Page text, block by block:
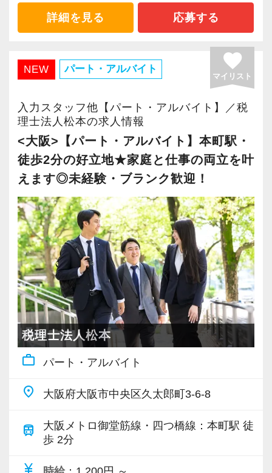
・経験値が自然と積み上がる環境
・有給取得率90％以上
・繁忙期も月30～40h程度
・男性の育休取得率100％
・テレワーク導入済み
・全席デュアルモニタ完備
・クライアント2500社以上
・9割が紹介の安定基盤
・一般企業～医療・学校法人まで対応
・個人～大企業まで幅広く経験可能
・税務顧問＋資産税に関与
・相続／事業承継／M&Aにも対応
＜成長中の税理士法人＞
・全国14拠点で事業展開
・従業員240名以上に拡大
・会計・税務・財務・労務まで対応
・専門家が在籍しワンストップ支援
＜学びを後押し＞
詳細を見る 応募する
NEW パート・アルバイト favorite
マイリスト
入力スタッフ他【パート・アルバイト】／税
理士法人松本の求人情報
<大阪>【パート・アルバイト】本町駅・
徒歩2分の好立地★家庭と仕事の両立を叶
えます◎未経験・ブランク歓迎！
税理士法人松本
work_outline パート・アルバイト
place 大阪府大阪市中央区久太郎町3-6-8
train
大阪メトロ御堂筋線・四つ橋線：本町駅 徒
歩 2分
currency_yen